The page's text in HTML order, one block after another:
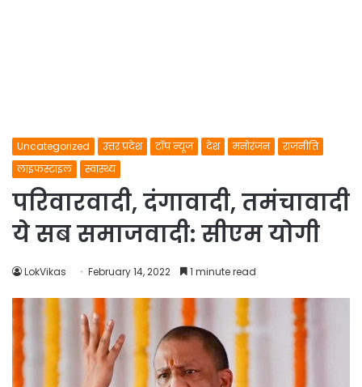
Uncategorized उत्तर प्रदेश टॉप न्यूज देश मनोरंजन
राजनीति
लाइफस्टाइल
स्वास्थ्य
परिवारवादी, दंगावादी, तमंचावादी
ये सब समाजवादी: सीएम योगी
LokVikas February 14, 2022 1 minute read